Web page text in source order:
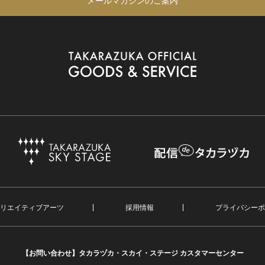
エイティブアーツ 採用情報 プライバシー
【お問い合わせ】 タカラヅカ・スカイ・ステージ カスタマーセンター